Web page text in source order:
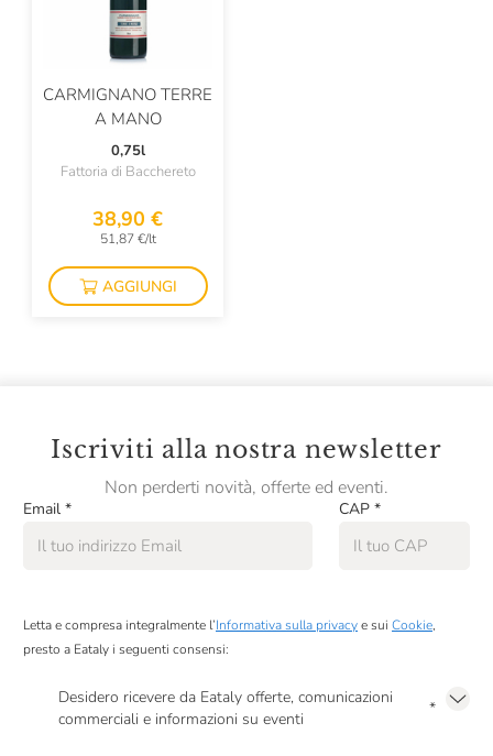
Cleto Chiarli
ColleMassari
Colombaio Di Cencio
Colterenzio
Contini
Cotar
Croci
Denis Montanar
Di Majo Norante
CARMIGNANO TERRE
A MANO
0,75l
Fattoria di Bacchereto
38,90 €
51,87 €/lt
AGGIUNGI
Iscriviti alla nostra newsletter
Non perderti novità, offerte ed eventi.
Email * CAP *
Letta e compresa integralmente l’Informativa sulla privacye sui Cookie,
presto a Eataly i seguenti consensi:
Desidero ricevere da Eataly offerte, comunicazioni
commerciali e informazioni su eventi
*